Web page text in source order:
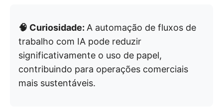
🧠 Curiosidade: A automação de fluxos de
trabalho com IA pode reduzir
significativamente o uso de papel,
contribuindo para operações comerciais
mais sustentáveis.